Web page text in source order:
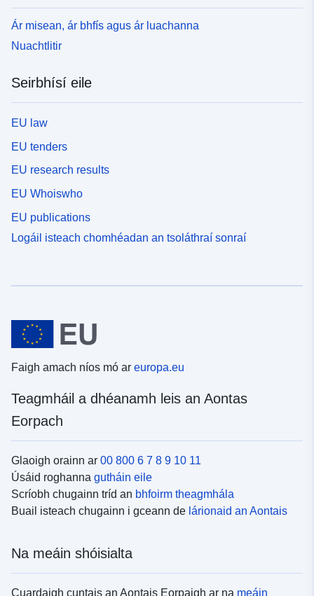
Ár misean, ár bhfís agus ár luachanna
Nuachtlitir
Seirbhísí eile
EU law
EU tenders
EU research results
EU Whoiswho
EU publications
Logáil isteach chomhéadan an tsoláthraí sonraí
Faigh amach níos mó ar europa.eu
Teagmháil a dhéanamh leis an Aontas
Eorpach
Glaoigh orainn ar 00 800 6 7 8 9 10 11
Úsáid roghanna gutháin eile
Scríobh chugainn tríd an bhfoirm theagmhála
Buail isteach chugainn i gceann de lárionaid an Aontais
Na meáin shóisialta
Cuardaigh cuntais an Aontais Eorpaigh ar na meáin